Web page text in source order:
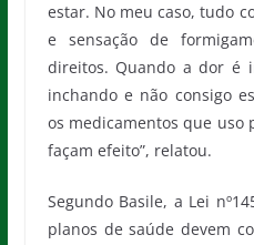
estar. No meu caso, tudo
e sensação de
direitos. Quando a dor é
inchando e não consigo
os medicamentos que uso
façam efeito”, relatou.
Segundo Basile, a Lei
planos de saúde devem